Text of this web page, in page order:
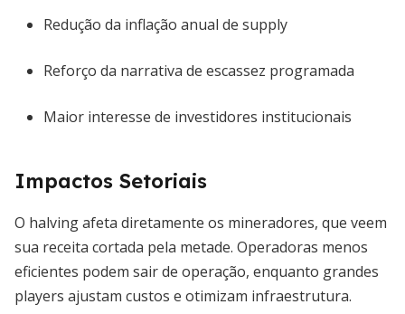
Redução da inflação anual de supply
Reforço da narrativa de escassez programada
Maior interesse de investidores institucionais
Impactos Setoriais
O halving afeta diretamente os mineradores, que veem
sua receita cortada pela metade. Operadoras menos
eficientes podem sair de operação, enquanto grandes
players ajustam custos e otimizam infraestrutura.